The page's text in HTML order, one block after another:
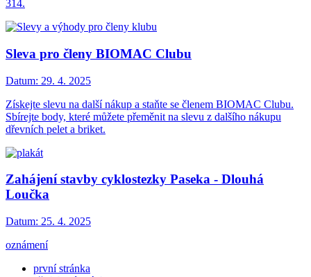
314.
Sleva pro členy BIOMAC Clubu
Datum: 29. 4. 2025
Získejte slevu na další nákup a staňte se členem BIOMAC Clubu.
Sbírejte body, které můžete přeměnit na slevu z dalšího nákupu
dřevních pelet a briket.
Zahájení stavby cyklostezky Paseka - Dlouhá
Loučka
Datum: 25. 4. 2025
oznámení
první stránka